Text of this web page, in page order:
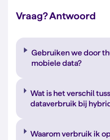
Vraag? Antwoord
Gebruiken we door
mobiele data?
Wat is het verschil
dataverbruik bij
Waarom verbruik ik